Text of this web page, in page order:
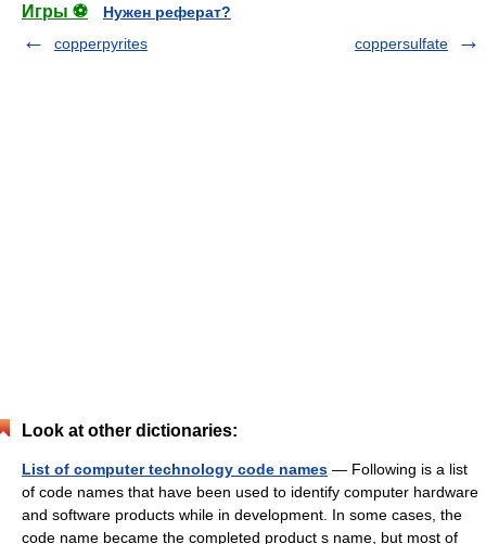
Игры ⚽
Нужен реферат?
copperpyrites
coppersulfate
Look at other dictionaries:
List of computer technology code names — Following is a list
of code names that have been used to identify computer hardware
and software products while in development. In some cases, the
code name became the completed product s name, but most of